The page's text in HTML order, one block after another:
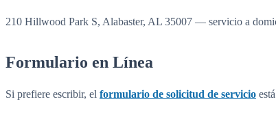
210 Hillwood Park S, Alabaster, AL 35007 — servicio a
Formulario en Línea
Si prefiere escribir, el formulario de solicitud de servicio